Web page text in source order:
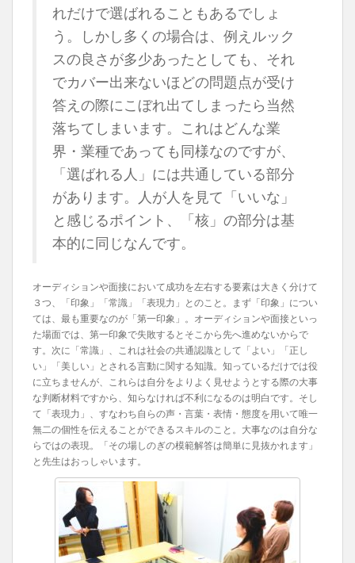
れだけで選ばれることもあるでしょ
う。しかし多くの場合は、例えルック
スの良さが多少あったとしても、それ
でカバー出来ないほどの問題点が受け
答えの際にこぼれ出てしまったら当然
落ちてしまいます。これはどんな業
界・業種であっても同様なのですが、
「選ばれる人」には共通している部分
があります。人が人を見て「いいな」
と感じるポイント、「核」の部分は基
本的に同じなんです。
オーディションや面接において成功を左右する要素は大きく分けて
３つ、「印象」「常識」「表現力」とのこと。まず「印象」につい
ては、最も重要なのが「第一印象」。オーディションや面接といっ
た場面では、第一印象で失敗するとそこから先へ進めないからで
す。次に「常識」、これは社会の共通認識として「よい」「正し
い」「美しい」とされる言動に関する知識。知っているだけでは役
に立ちませんが、これらは自分をよりよく見せようとする際の大事
な判断材料ですから、知らなければ不利になるのは明白です。そし
て「表現力」、すなわち自らの声・言葉・表情・態度を用いて唯一
無二の個性を伝えることができるスキルのこと。大事なのは自分な
らではの表現。「その場しのぎの模範解答は簡単に見抜かれます」
と先生はおっしゃいます。